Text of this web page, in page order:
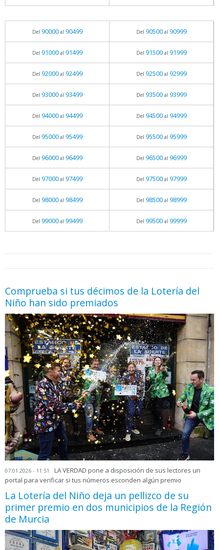
Del 90000al 90499 Del 90500al 90999
Del 91000al 91499 Del 91500al 91999
Del 92000al 92499 Del 92500al 92999
Del 93000al 93499 Del 93500al 93999
Del 94000al 94499 Del 94500al 94999
Del 95000al 95499 Del 95500al 95999
Del 96000al 96499 Del 96500al 96999
Del 97000al 97499 Del 97500al 97999
Del 98000al 98499 Del 98500al 98999
Del 99000al 99499 Del 99500al 99999
Comprueba si tus décimos de la Lotería del
Niño han sido premiados
07.01.2026 - 11:51
LA VERDAD pone a disposición de sus lectores un
portal para verificar si tus números esconden algún premio
La Lotería del Niño deja un pellizco de su
primer premio en dos municipios de la Región
de Murcia